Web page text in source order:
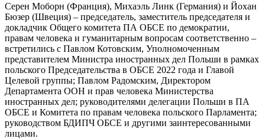
Серен Моборн (Франция), Михаэль Линк (Германия) и Йохан
Бюзер (Швеция) – председатель, заместитель председателя и
докладчик Общего комитета ПА ОБСЕ по демократии,
правам человека и гуманитарным вопросам соответственно –
встретились с Павлом Котовским, Уполномоченным
представителем Министра иностранных дел Польши в рамках
польского Председательства в ОБСЕ 2022 года и Главой
Целевой группы; Павлом Радомским, Директором
Департамента ООН и прав человека Министерства
иностранных дел; руководителями делегации Польши в ПА
ОБСЕ и Комитета по правам человека польского Парламента;
руководством БДИПЧ ОБСЕ и другими заинтересованными
лицами.